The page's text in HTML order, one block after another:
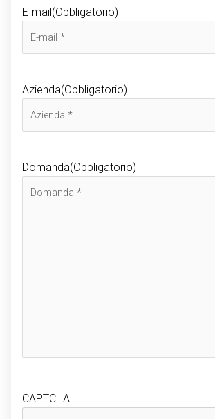
E-mail(Obbligatorio)
Azienda(Obbligatorio)
Domanda(Obbligatorio)
CAPTCHA